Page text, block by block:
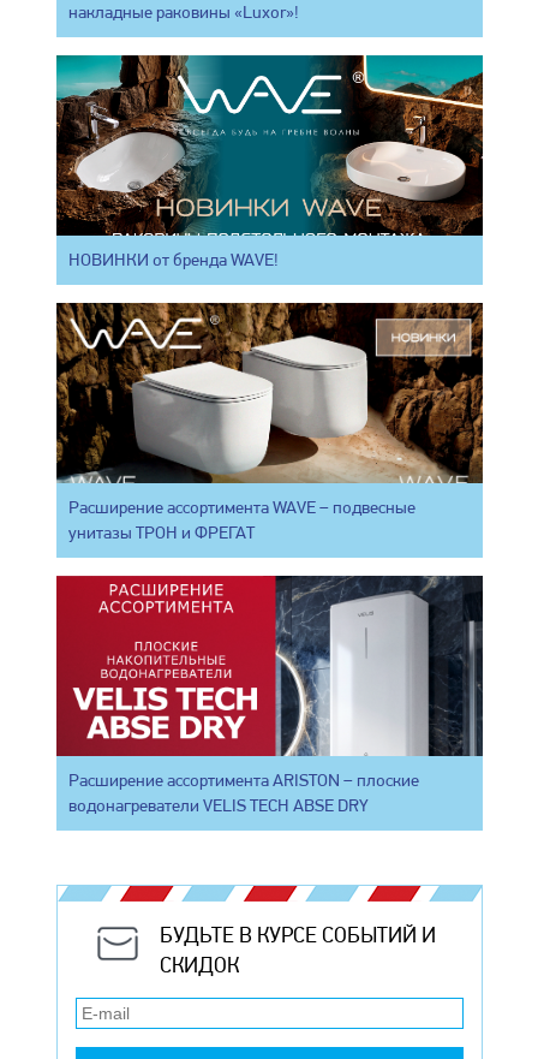
накладные раковины «Luxor»!
НОВИНКИ от бренда WAVE!
Расширение ассортимента WAVE – подвесные
унитазы ТРОН и ФРЕГАТ
Расширение ассортимента ARISTON – плоские
водонагреватели VELIS TECH ABSE DRY
БУДЬТЕ В КУРСЕ СОБЫТИЙ И
СКИДОК